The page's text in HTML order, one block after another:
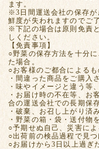
ます。
※3日間運送会社の保存が
鮮度が失われますのでご
※下記の場合は原則免責
しください。
【免責事項】
○野菜の保存方法を十分
た場合。
○お客様のご都合によるも
・間違った商品をご購入
・味やイメージと違う等
・お届け時の不在等、お
合の運送会社での長期保
・破棄、お召し上がり済
・野菜の箱・袋・送付物
○予期せぬ自己、災害に
○出荷前の検品過程で見
○お届けから3日以上過ぎ